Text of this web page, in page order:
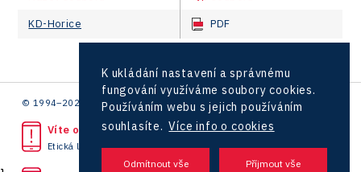
KD-Horice PDF
© 1994–2026 CzechInvest | .
Víte o protiprávním jednání?
Etická linka
K ukládání nastavení a správnému
fungování využíváme soubory cookies.
Používáním webu s jejich používáním
souhlasíte. Více info o cookies